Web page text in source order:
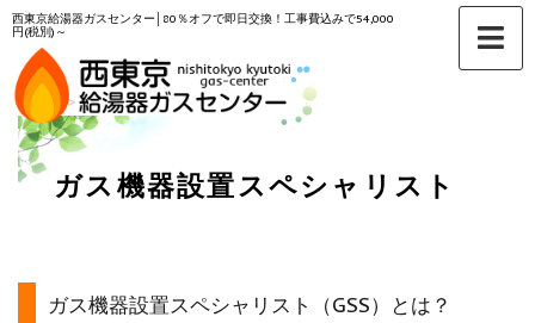
西東京給湯器ガスセンター│80％オフで即日交換！工事費込みで54,000
円(税別)～
HOME >
ガス機器設置スペシャリスト
ガス機器設置スペシャリスト（GSS）とは？